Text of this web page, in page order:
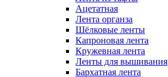
Ацетатная
Лента органза
Шёлковые ленты
Капроновая лента
Кружевная лента
Ленты для вышивания
Бархатная лента